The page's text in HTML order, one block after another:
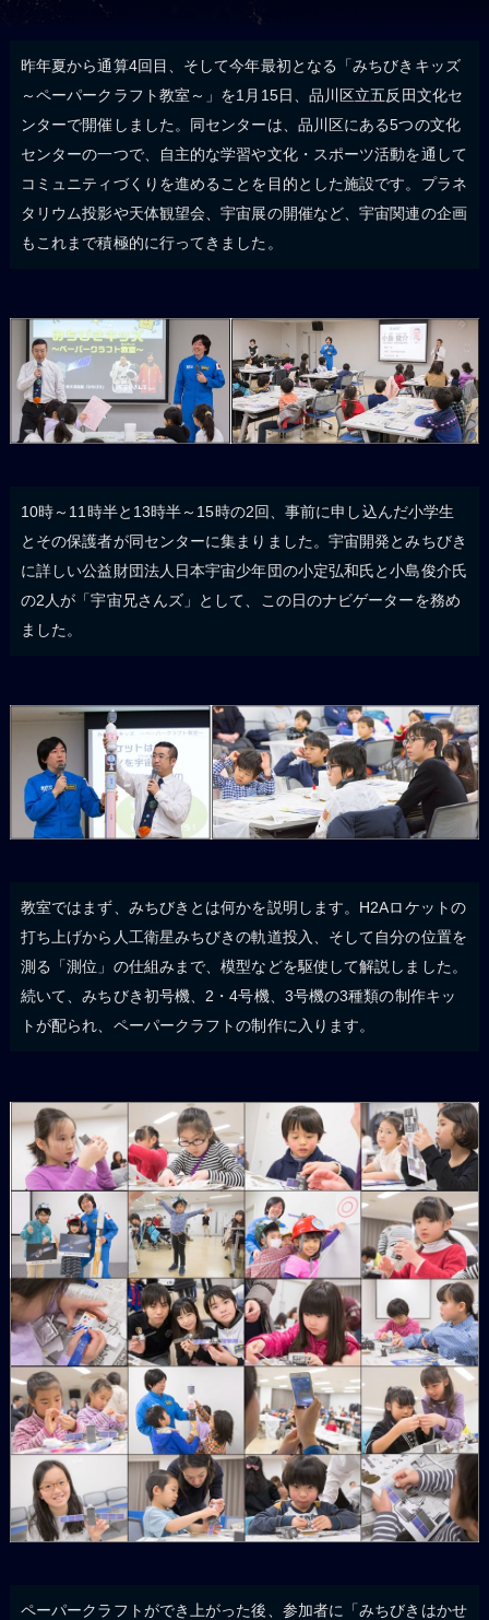
昨年夏から通算4回目、そして今年最初となる「みちびきキッズ
～ペーパークラフト教室～」を1月15日、品川区立五反田文化セ
ンターで開催しました。同センターは、品川区にある5つの文化
センターの一つで、自主的な学習や文化・スポーツ活動を通して
コミュニティづくりを進めることを目的とした施設です。プラネ
タリウム投影や天体観望会、宇宙展の開催など、宇宙関連の企画
もこれまで積極的に行ってきました。
10時～11時半と13時半～15時の2回、事前に申し込んだ小学生
とその保護者が同センターに集まりました。宇宙開発とみちびき
に詳しい公益財団法人日本宇宙少年団の小定弘和氏と小島俊介氏
の2人が「宇宙兄さんズ」として、この日のナビゲーターを務め
ました。
教室ではまず、みちびきとは何かを説明します。H2Aロケットの
打ち上げから人工衛星みちびきの軌道投入、そして自分の位置を
測る「測位」の仕組みまで、模型などを駆使して解説しました。
続いて、みちびき初号機、2・4号機、3号機の3種類の制作キッ
トが配られ、ペーパークラフトの制作に入ります。
ペーパークラフトができ上がった後、参加者に「みちびきはかせ